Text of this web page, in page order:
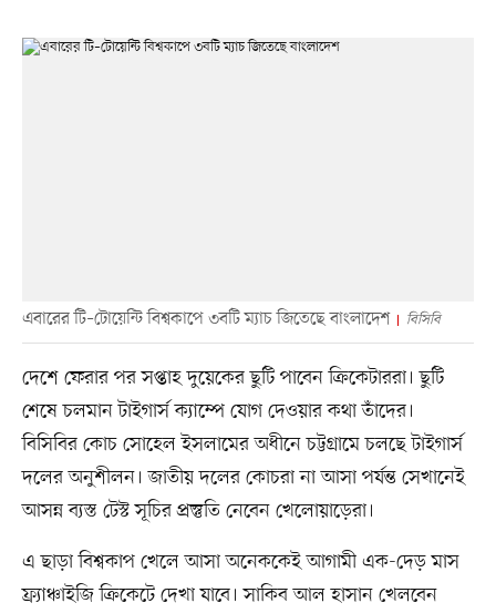
এবারের টি–টোয়েন্টি বিশ্বকাপে ৩বটি ম্যাচ জিতেছে বাংলাদেশ বিসিবি
দেশে ফেরার পর সপ্তাহ দুয়েকের ছুটি পাবেন ক্রিকেটাররা। ছুটি
শেষে চলমান টাইগার্স ক্যাম্পে যোগ দেওয়ার কথা তাঁদের।
বিসিবির কোচ সোহেল ইসলামের অধীনে চট্টগ্রামে চলছে টাইগার্স
দলের অনুশীলন। জাতীয় দলের কোচরা না আসা পর্যন্ত সেখানেই
আসন্ন ব্যস্ত টেস্ট সূচির প্রস্তুতি নেবেন খেলোয়াড়েরা।
এ ছাড়া বিশ্বকাপ খেলে আসা অনেককেই আগামী এক-দেড় মাস
ফ্র্যাঞ্চাইজি ক্রিকেটে দেখা যাবে। সাকিব আল হাসান খেলবেন